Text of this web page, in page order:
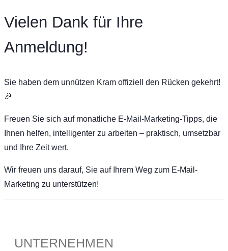
Vielen Dank für Ihre
Anmeldung!
Sie haben dem unnützen Kram offiziell den Rücken gekehrt!
🎉
Freuen Sie sich auf monatliche E-Mail-Marketing-Tipps, die
Ihnen helfen, intelligenter zu arbeiten – praktisch, umsetzbar
und Ihre Zeit wert.
Wir freuen uns darauf, Sie auf Ihrem Weg zum E-Mail-
Marketing zu unterstützen!
UNTERNEHMEN